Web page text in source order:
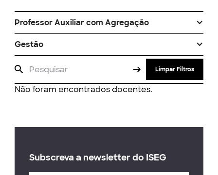
Professor Auxiliar com Agregação
Gestão
Limpar Filtros
Não foram encontrados docentes.
Subscreva a newsletter do ISEG